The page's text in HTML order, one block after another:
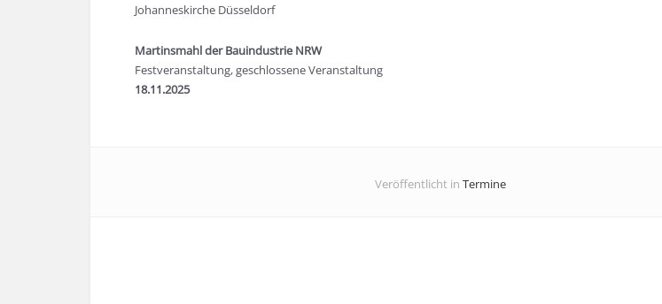
Johanneskirche Düsseldorf
Martinsmahl der Bauindustrie NRW
Festveranstaltung, geschlossene Veranstaltung
18.11.2025
Veröffentlicht in Termine